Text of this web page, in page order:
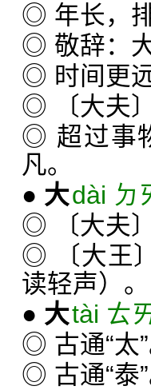
◎ 年长，
◎ 敬辞：
◎ 时间更
◎ 〔大夫
◎ 超过事
凡。
● 大dài ㄉ
◎ 〔大夫
◎ 〔大王
读轻声）。
● 大tài ㄊ
◎ 古通“太”
◎ 古通“泰”